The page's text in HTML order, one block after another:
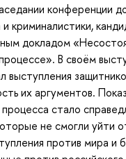
конференции
и криминалистики,
докладом
В своём
выступления
их аргументов.
стало
не смогли уйти
против мира и